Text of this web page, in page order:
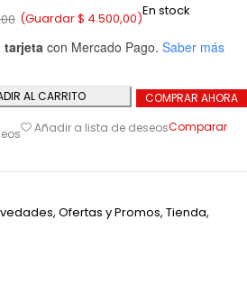
(Guardar$ 4.500,00)En stock
tarjeta con Mercado Pago. Saber más
AL CARRITO COMPRAR AHORA
Añadir a lista de deseosComparar
, Ofertas y Promos, Tienda,